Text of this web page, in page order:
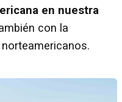
en nuestra
con la